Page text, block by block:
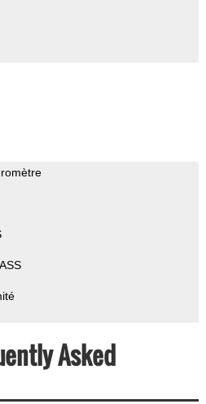
Asked